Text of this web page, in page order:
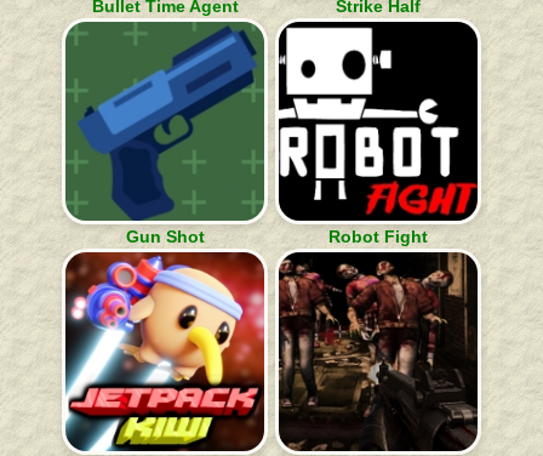
Bullet Time Agent Strike Half
Gun Shot Robot Fight